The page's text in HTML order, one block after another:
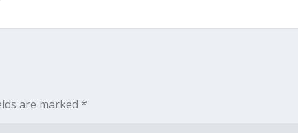
are marked *